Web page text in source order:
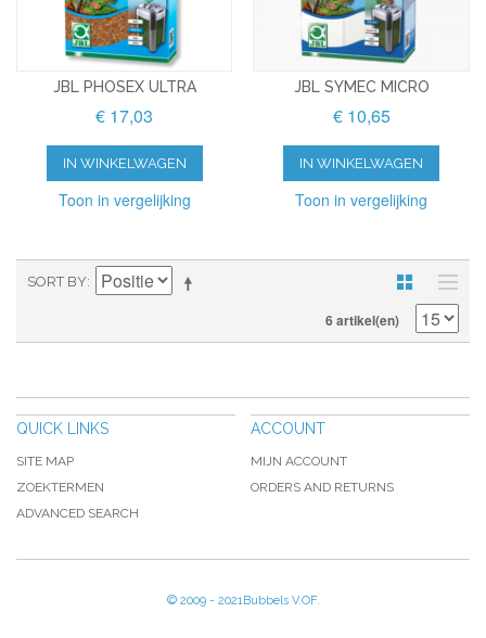
JBL PHOSEX ULTRA
€ 17,03
IN WINKELWAGEN
Toon in vergelijking
JBL SYMEC MICRO
€ 10,65
IN WINKELWAGEN
Toon in vergelijking
SORT BY
6 artikel(en)
QUICK LINKS
SITE MAP
ZOEKTERMEN
ADVANCED SEARCH
ACCOUNT
MIJN ACCOUNT
ORDERS AND RETURNS
© 2009 - 2021Bubbels V.OF.